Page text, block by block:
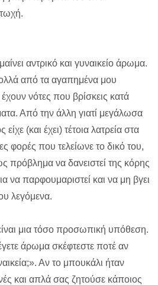
αντρικό και γυναικείο άρωμα.
από τα αγαπημένα μου
νότες που βρίσκεις κατά
Από την άλλη γιατί μεγάλωσα
(και έχει) τέτοια λατρεία στα
φορές που τελείωνε το δικό του,
πρόβλημα να δανειστεί της κόρης
να παρφουμαριστεί και να μη βγει
λεγόμενα.
μια τόσο προσωπική υπόθεση.
άρωμα σκέφτεστε ποτέ αν
Αν το μπουκάλι ήταν
και απλά σας ζητούσε κάποιος